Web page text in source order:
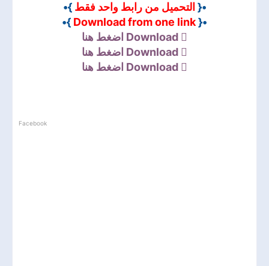
•{ التحميل من رابط واحد فقط }•
•{
Download from one link
}•
Download اضغط هنا
Download اضغط هنا
Download اضغط هنا
Facebook